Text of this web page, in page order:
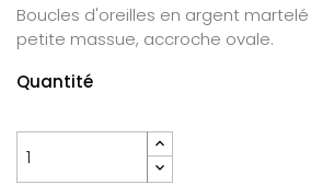
Boucles d'oreilles en argent
petite massue, accroche ovale.
Quantité